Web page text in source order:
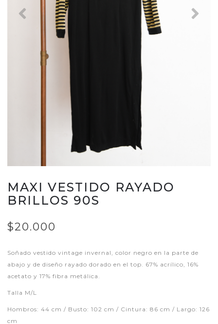
Previous Next
MAXI VESTIDO RAYADO
BRILLOS 90S
$20.000
Soñado vestido vintage invernal, color negro en la parte de
abajo y de diseño rayado dorado en el top. 67% acrílico, 16%
acetato y 17% fibra metálica.
Talla M/L
Hombros: 44 cm / Busto: 102 cm / Cintura: 86 cm / Largo: 126
cm